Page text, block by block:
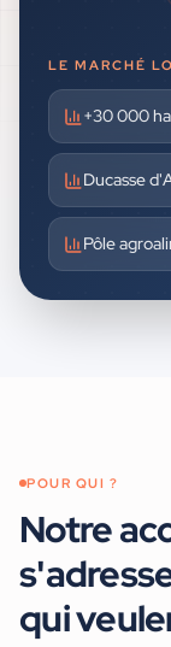
LE MARCHÉ
+30 000
Ducasse
Pôle
POUR QUI ?
Notre
qui